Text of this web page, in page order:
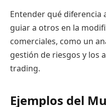
Entender qué diferencia
guiar a otros en la
comerciales, como un
gestión de riesgos y los
trading.
Ejemplos del